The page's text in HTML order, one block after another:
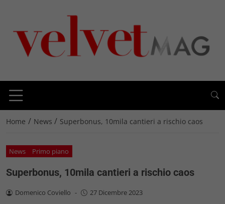
Home / News / Superbonus, 10mila cantieri a rischio caos
News Primo piano
Superbonus, 10mila cantieri a rischio caos
Domenico Coviello - 27 Dicembre 2023